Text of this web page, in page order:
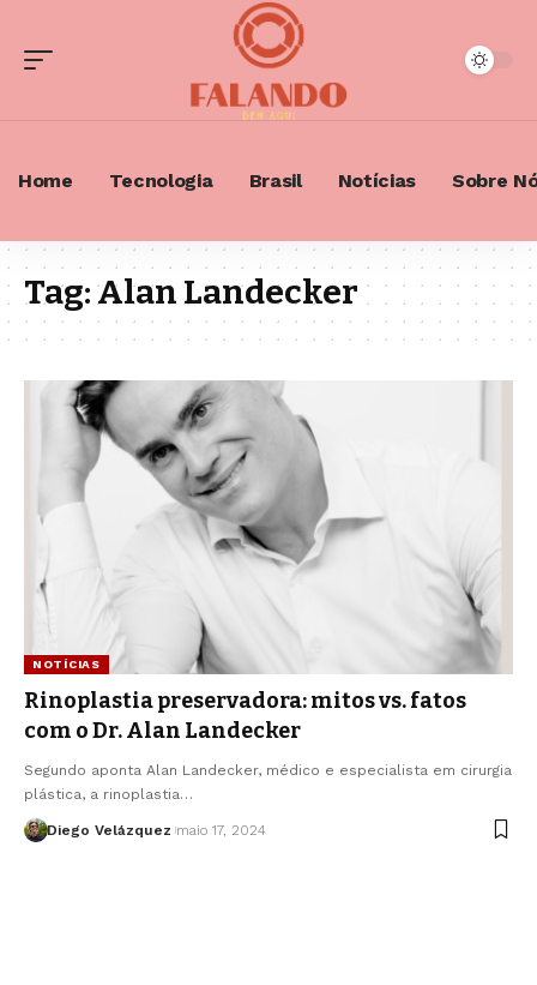
Home Tecnologia Brasil Notícias Sobre
Tag:Alan Landecker
NOTÍCIAS
Rinoplastia preservadora: mitos vs. fatos
com o Dr. Alan Landecker
Segundo aponta Alan Landecker, médico e especialista em cirurgia
plástica, a rinoplastia…
Diego Velázquez maio 17, 2024